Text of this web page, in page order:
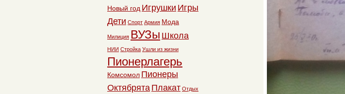
Новый год Игрушки Игры
Дети Спорт Армия Мода
Милиция ВУЗы Школа
НИИ Стройка Ушли из жизни
Пионерлагерь
Комсомол Пионеры
Октябрята Плакат Отдых